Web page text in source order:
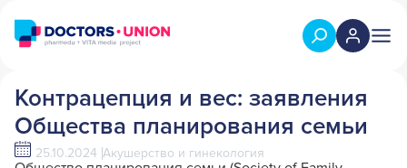
Контрацепция и вес: заявления
Общества планирования семьи
25.10.2024 Акушерство и гинекология